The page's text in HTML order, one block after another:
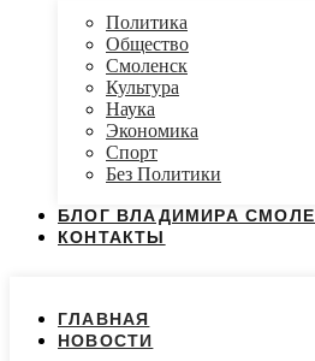
Политика
Общество
Смоленск
Культура
Наука
Экономика
Спорт
Без Политики
БЛОГ ВЛАДИМИРА
КОНТАКТЫ
ГЛАВНАЯ
НОВОСТИ